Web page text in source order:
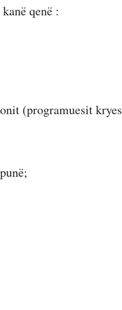
qenë :
(programuesit